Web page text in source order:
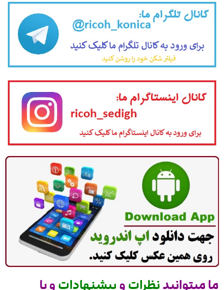
ما میتوانیدنظراتوپیشنهاداتو یا